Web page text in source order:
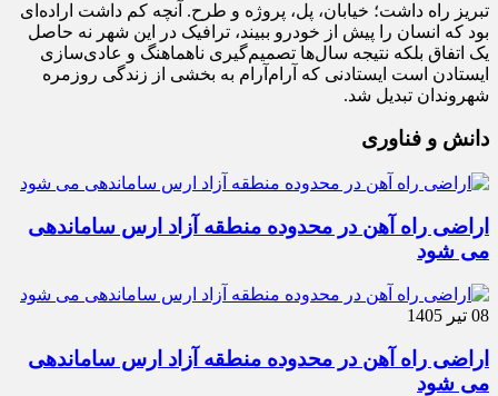
تبریز راه داشت؛ خیابان، پل، پروژه و طرح. آنچه کم داشت اراده‌ای
بود که انسان را پیش از خودرو ببیند، ترافیک در این شهر نه حاصل
یک اتفاق بلکه نتیجه سال‌ها تصمیم‌گیری ناهماهنگ و عادی‌سازی
ایستادن است ایستادنی که آرام‌آرام به بخشی از زندگی روزمره
شهروندان تبدیل شد.
دانش و فناوری
اراضی راه آهن در محدوده منطقه آزاد ارس ساماندهی
می شود
08 تیر 1405
اراضی راه آهن در محدوده منطقه آزاد ارس ساماندهی
می شود